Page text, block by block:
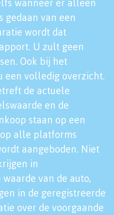
wanneer er alleen
gedaan van een
wordt dat
U zult geen
Ook bij het
volledig overzicht.
de actuele
en de
staan op een
alle platforms
aangeboden. Niet
in
van de auto,
in de geregistreerde
over de voorgaande